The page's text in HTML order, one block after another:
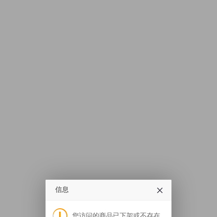
信息